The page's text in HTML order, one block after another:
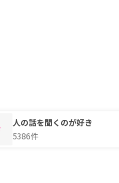
人の話を聞くのが好き
5386件